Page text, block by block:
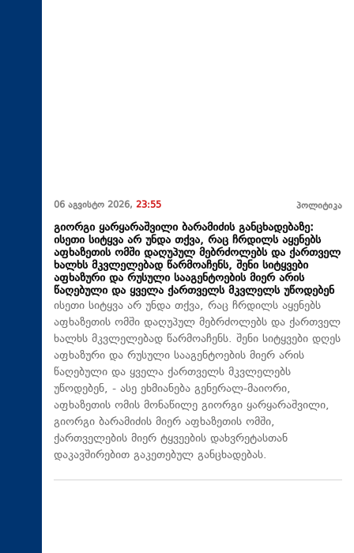
06 აგვისტო 2026, 23:55 პოლიტიკა
გიორგი ყარყარაშვილი ბარამიძის განცხადებაზე:
ისეთი სიტყვა არ უნდა თქვა, რაც ჩრდილს აყენებს
აფხაზეთის ომში დაღუპულ მებრძოლებს და ქართველ
ხალხს მკვლელებად წარმოაჩენს, შენი სიტყვები
აფხაზური და რუსული სააგენტოების მიერ არის
წაღებული და ყველა ქართველს მკვლელს უწოდებენ
ისეთი სიტყვა არ უნდა თქვა, რაც ჩრდილს აყენებს
აფხაზეთის ომში დაღუპულ მებრძოლებს და ქართველ
ხალხს მკვლელებად წარმოაჩენს. შენი სიტყვები დღეს
აფხაზური და რუსული სააგენტოების მიერ არის
წაღებული და ყველა ქართველს მკვლელებს
უწოდებენ, - ასე ეხმიანება გენერალ-მაიორი,
აფხაზეთის ომის მონაწილე გიორგი ყარყარაშვილი,
გიორგი ბარამიძის მიერ აფხაზეთის ომში,
ქართველების მიერ ტყვეების დახვრეტასთან
დაკავშირებით გაკეთებულ განცხადებას.